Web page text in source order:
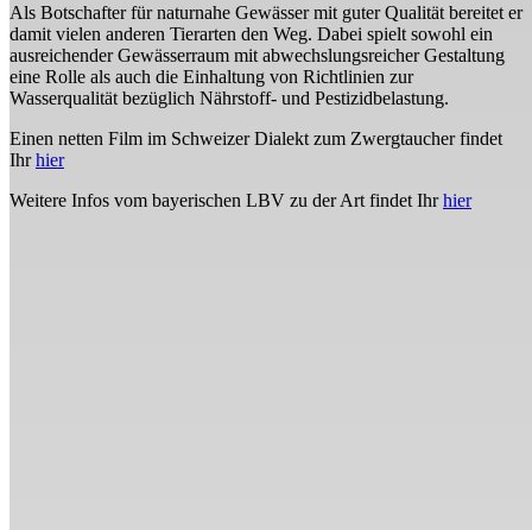
Als Botschafter für naturnahe Gewässer mit guter Qualität bereitet er
damit vielen anderen Tierarten den Weg. Dabei spielt sowohl ein
ausreichender Gewässerraum mit abwechslungsreicher Gestaltung
eine Rolle als auch die Einhaltung von Richtlinien zur
Wasserqualität bezüglich Nährstoff- und Pestizidbelastung.
Einen netten Film im Schweizer Dialekt zum Zwergtaucher findet
Ihrhier
Weitere Infos vom bayerischen LBV zu der Art findet Ihrhier